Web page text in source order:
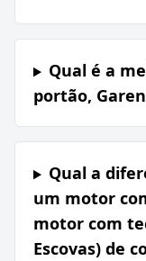
Qual é a
portão, Garen
Qual a
um motor
motor com
Escovas) de